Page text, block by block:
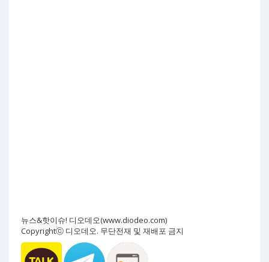
뉴스&핫이슈! 디오데오(www.diodeo.com)
Copyrightⓒ 디오데오. 무단전재 및 재배포 금지